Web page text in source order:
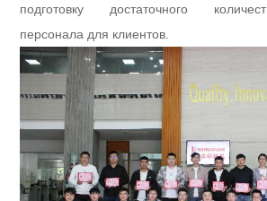
подготовку достаточного
персонала для клиентов.